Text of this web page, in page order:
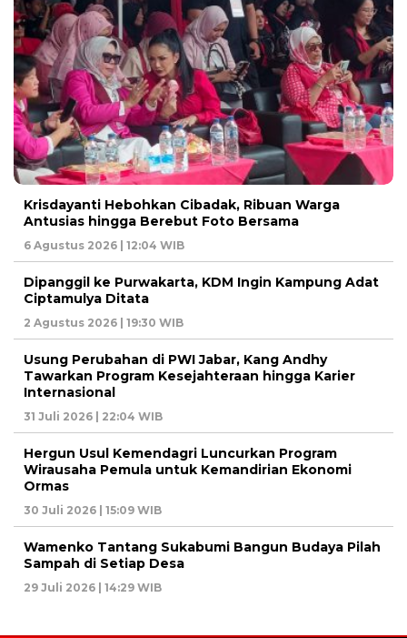
Krisdayanti Hebohkan Cibadak, Ribuan Warga
Antusias hingga Berebut Foto Bersama
6 Agustus 2026 | 12:04 WIB
Dipanggil ke Purwakarta, KDM Ingin Kampung Adat
Ciptamulya Ditata
2 Agustus 2026 | 19:30 WIB
Usung Perubahan di PWI Jabar, Kang Andhy
Tawarkan Program Kesejahteraan hingga Karier
Internasional
31 Juli 2026 | 22:04 WIB
Hergun Usul Kemendagri Luncurkan Program
Wirausaha Pemula untuk Kemandirian Ekonomi
Ormas
30 Juli 2026 | 15:09 WIB
Wamenko Tantang Sukabumi Bangun Budaya Pilah
Sampah di Setiap Desa
29 Juli 2026 | 14:29 WIB